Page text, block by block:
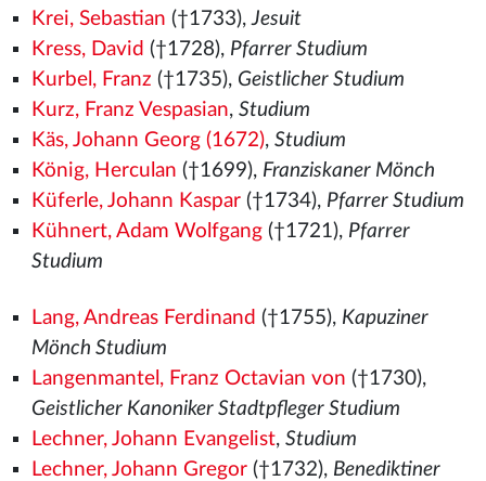
Krei, Sebastian (†1733),Jesuit
Kress, David (†1728), Pfarrer Studium
Kurbel, Franz (†1735), Geistlicher Studium
Kurz, Franz Vespasian, Studium
Käs, Johann Georg (1672), Studium
König, Herculan (†1699), Franziskaner Mönch
Küferle, Johann Kaspar(†1734), Pfarrer Studium
Kühnert, Adam Wolfgang(†1721), Pfarrer
Studium
Lang, Andreas Ferdinand (†1755), Kapuziner
Mönch Studium
Langenmantel, Franz Octavian von (†1730),
Geistlicher Kanoniker Stadtpfleger Studium
Lechner, Johann Evangelist, Studium
Lechner, Johann Gregor(†1732), Benediktiner